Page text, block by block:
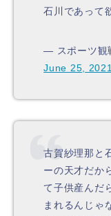
石川であって
— スポーツ観
June 25, 2021
古賀紗理那と
ーの天才だか
て子供産んだ
まれるんじゃ